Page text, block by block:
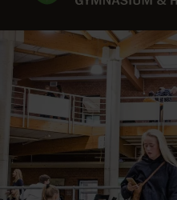
Forside
Brobygning
Bliv elev